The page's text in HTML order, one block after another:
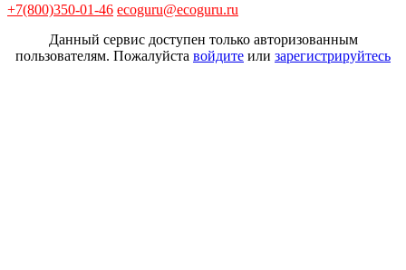
+7(800)350-01-46 ecoguru@ecoguru.ru
Данный сервис доступен только авторизованным
пользователям. Пожалуйста войдите или зарегистрируйтесь